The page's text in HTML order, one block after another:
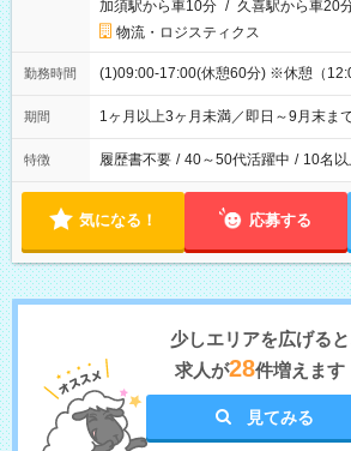
加須駅から車10分 / 久喜駅から車20
物流・ロジスティクス
勤務時間 (1)09:00-17:00(休憩60分) ※休憩（
期間 1ヶ月以上3ヶ月未満／即日～9月末ま
特徴 履歴書不要 / 40～50代活躍中 / 10名
気になる！ 応募する
少しエリアを広げると
求人が28件増えます
見てみる